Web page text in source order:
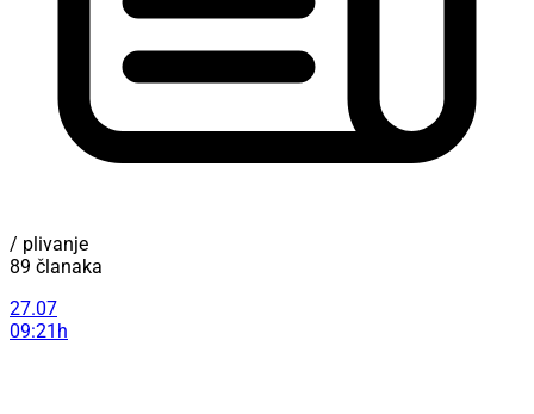
/ plivanje
89 članaka
27.07
09:21h